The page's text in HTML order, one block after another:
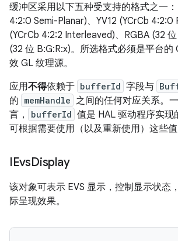
缓冲区采用以下五种受支持的格式之一：
4:2:0 Semi-Planar)、YV12 (YCrCb 4:2:0
(YCrCb 4:2:2 Interleaved)、RGBA (32
(32 位 B:G:R:x)。所选格式必须是平台的
效 GL 纹理源。
应用不得依赖于 bufferId 字段与
的 memHandle 之间的任何对应关系。
言，
bufferId 值是 HAL 驱动程序实
可根据需要使用（以及重新使用）这些值
IEvsDisplay
该对象可表示 EVS 显示，控制显示状态
际呈现效果。